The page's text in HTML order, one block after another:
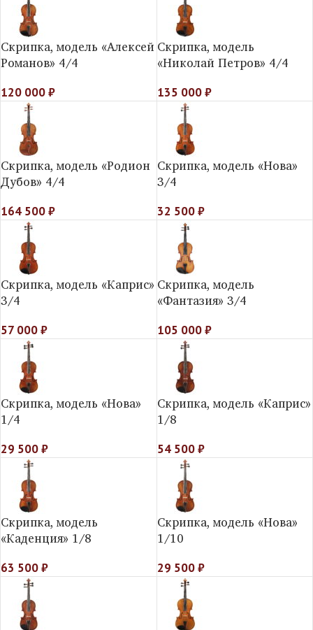
Скрипка, модель «Алексей
Романов» 4/4
120 000₽
Скрипка, модель
«Николай Петров» 4/4
135 000₽
Скрипка, модель «Родион
Дубов» 4/4
164 500₽
Скрипка, модель «Нова»
3/4
32 500₽
Скрипка, модель «Каприс»
3/4
57 000₽
Скрипка, модель
«Фантазия» 3/4
105 000₽
Скрипка, модель «Нова»
1/4
29 500₽
Скрипка, модель «Каприс»
1/8
54 500₽
Скрипка, модель
«Каденция» 1/8
63 500₽
Скрипка, модель «Нова»
1/10
29 500₽